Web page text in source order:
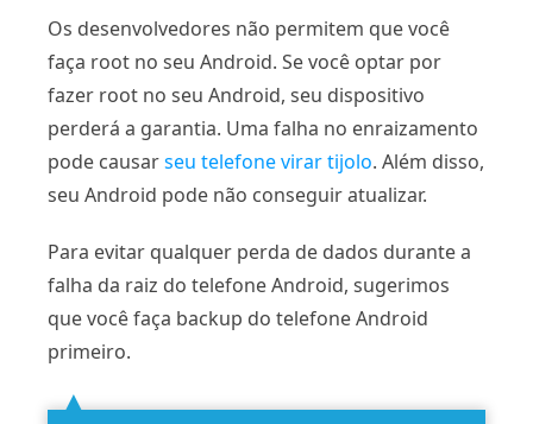
Os desenvolvedores não permitem que você
faça root no seu Android. Se você optar por
fazer root no seu Android, seu dispositivo
perderá a garantia. Uma falha no enraizamento
pode causarseu telefone virar tijolo. Além disso,
seu Android pode não conseguir atualizar.
Para evitar qualquer perda de dados durante a
falha da raiz do telefone Android, sugerimos
que você faça backup do telefone Android
primeiro.